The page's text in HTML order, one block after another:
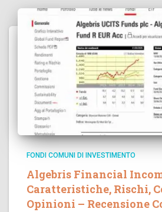
FONDI COMUNI DI INVESTIMENTO
Algebris Financial
Caratteristiche, Rischi,
Opinioni – Recensione